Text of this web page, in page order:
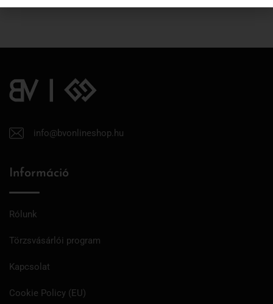
info@bvonlineshop.hu
Információ
Rólunk
Törzsvásárlói program
Kapcsolat
Cookie Policy (EU)